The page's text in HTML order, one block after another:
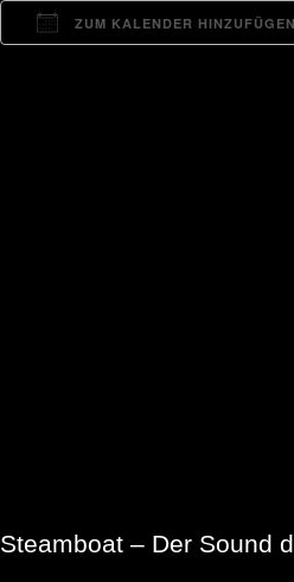
ZUM KALENDER HINZUFÜGEN
Steamboat – Der Sound